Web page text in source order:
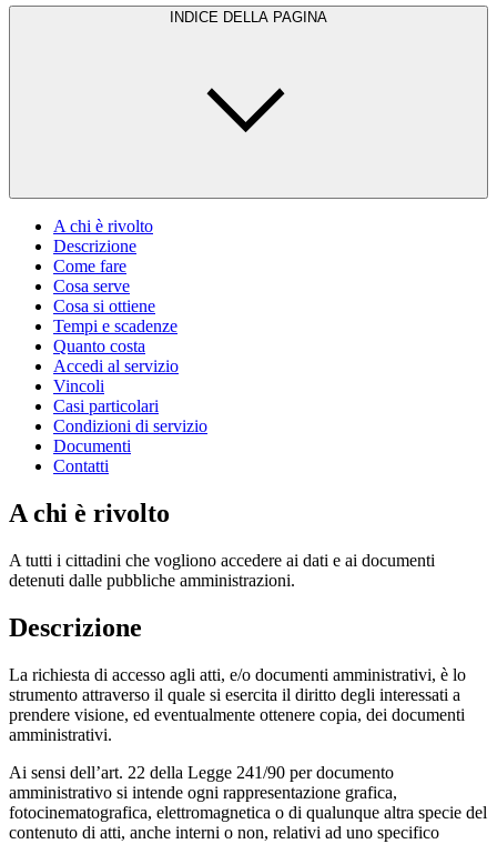
INDICE DELLA PAGINA
A chi è rivolto
Descrizione
Come fare
Cosa serve
Cosa si ottiene
Tempi e scadenze
Quanto costa
Accedi al servizio
Vincoli
Casi particolari
Condizioni di servizio
Documenti
Contatti
A chi è rivolto
A tutti i cittadini che vogliono accedere ai dati e ai documenti
detenuti dalle pubbliche amministrazioni.
Descrizione
La richiesta di accesso agli atti, e/o documenti amministrativi, è lo
strumento attraverso il quale si esercita il diritto degli interessati a
prendere visione, ed eventualmente ottenere copia, dei documenti
amministrativi.
Ai sensi dell’art. 22 della Legge 241/90 per documento
amministrativo si intende ogni rappresentazione grafica,
fotocinematografica, elettromagnetica o di qualunque altra specie del
contenuto di atti, anche interni o non, relativi ad uno specifico